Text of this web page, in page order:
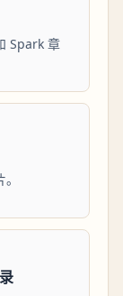
Spark 章